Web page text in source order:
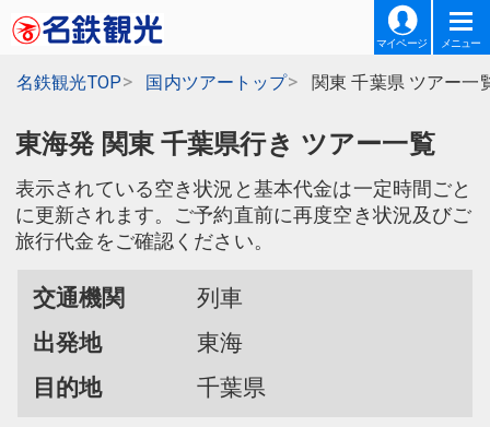
マイページ メニュー
名鉄観光TOP 国内ツアートップ 関東 千葉県 ツアー一
東海発 関東 千葉県行き ツアー一覧
表示されている空き状況と基本代金は一定時間ごと
に更新されます。ご予約直前に再度空き状況及びご
旅行代金をご確認ください。
交通機関
列車
出発地
東海
目的地
千葉県